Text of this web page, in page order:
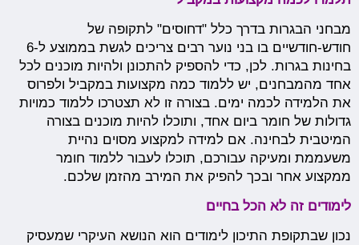
מבחני הבגרות בדרך כלל "דחוסים" לתקופה של
חודש-חודשיים בו בני נוער רבים צריכים לגשת בממוצע ל-6
בחינות בגרות. לכן, כדי להספיק להתכונן ולהיות מוכנים לכל
אחד מהמבחנים, יש ללמוד כמה מקצועות במקביל ולפרוס
את הלמידה לכמה ימים. בצורה זו לא תצטרכו ללמוד כמויות
גדולות של חומר ביום אחד, ותוכלו להיות מוכנים בצורה
המיטבית לבחינה. אם למידה למקצוע מסוים נהיית
משעממת ומעיקה עבורכם, תוכלו לעבור ללמוד חומר
ממקצוע אחר ובכך להפיק את המירב מהזמן שלכם.
לימודים זה לא הכל בחיים
נכון שבתקופת התיכון לימודים הוא הנושא העיקרי שמעסיק